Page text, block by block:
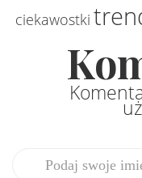
ciekawostki